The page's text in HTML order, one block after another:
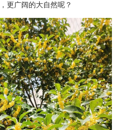
更广阔的大自然呢？